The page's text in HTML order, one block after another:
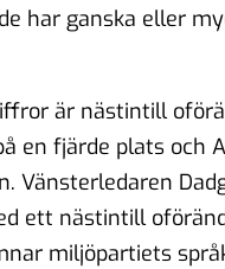
har ganska eller
är nästintill
en fjärde plats och
Vänsterledaren
ett nästintill
miljöpartiets